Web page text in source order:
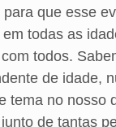
que esse
todas as
todos.
de idade,
tema no nosso
de tantas